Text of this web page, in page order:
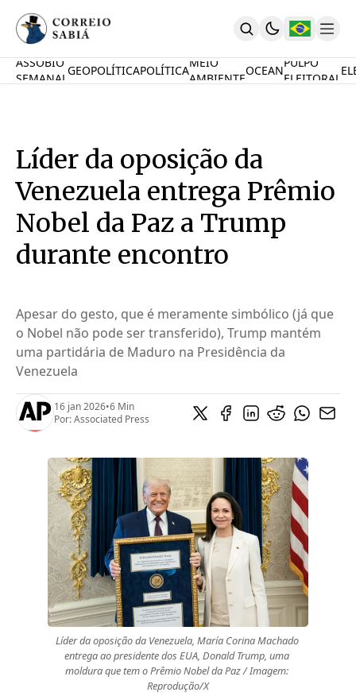
Comunidade
MauriNews
Contrate
English
Inovações
Imposto De Renda
PARTICIPE
ASSOBIO
SEMANAL
GEOPOLÍTICAPOLÍTICA
MEIO
AMBIENTE
OCEAN
PULPO
ELEITORAL
Líder da oposição da
Venezuela entrega Prêmio
Nobel da Paz a Trump
durante encontro
Apesar do gesto, que é meramente simbólico (já que
o Nobel não pode ser transferido), Trump mantém
uma partidária de Maduro na Presidência da
Venezuela
16 jan 2026•6 Min
Por:Associated Press
Líder da oposição da Venezuela, María Corina Machado
entrega ao presidente dos EUA, Donald Trump, uma
moldura que tem o Prêmio Nobel da Paz / Imagem:
Reprodução/X